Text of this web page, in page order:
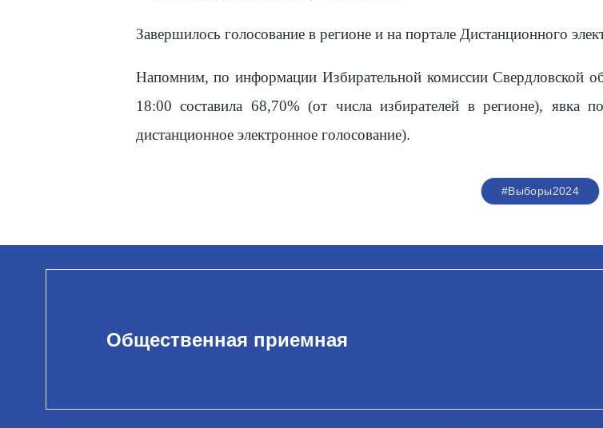
Завершилось голосование в регионе и на портале Дистанционного
Напомним, по информации Избирательной комиссии Свердловской
18:00 составила 68,70% (от числа избирателей в регионе),
дистанционное электронное голосование).
#Выборы2024
Общественная приемная